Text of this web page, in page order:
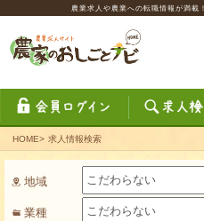
農業求人や農業への転職情報が満載
HOME> 求人情報検索
地域
業種